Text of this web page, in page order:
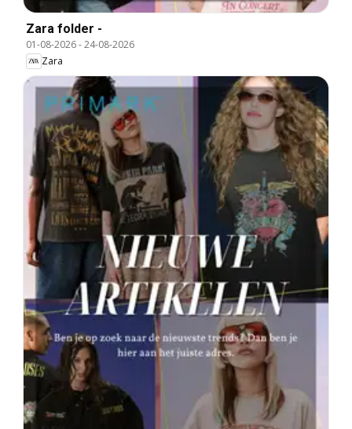
Zara folder -
01-08-2026-24-08-2026
Zara